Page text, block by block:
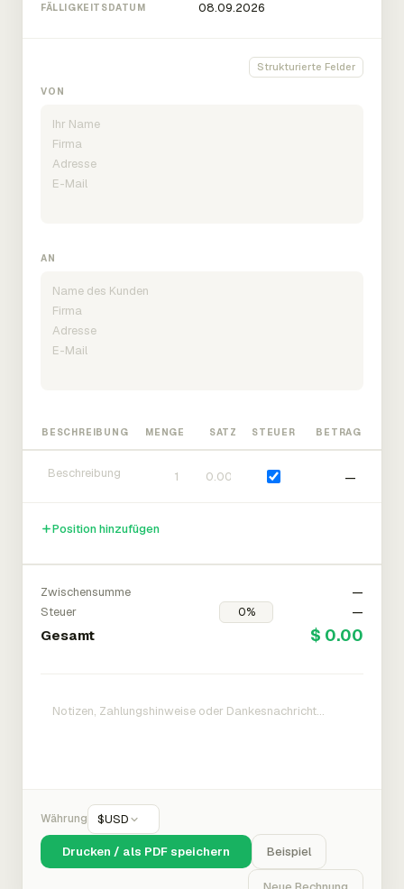
FÄLLIGKEITSDATUM
Strukturierte Felder
VON
AN
BESCHREIBUNG MENGE SATZ STEUER BETRAG
—
Position hinzufügen
Zwischensumme
—
Steuer
—
Gesamt $ 0.00
Währung $USD
Drucken / als PDF speichern Beispiel